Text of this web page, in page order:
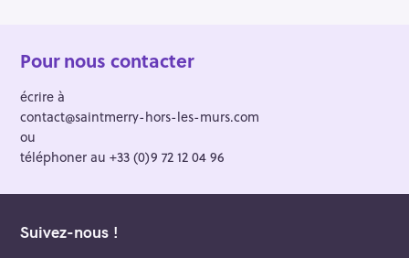
Pour nous contacter
écrire à
contact@saintmerry-hors-les-murs.com
ou
téléphoner au +33 (0)9 72 12 04 96
Suivez-nous !